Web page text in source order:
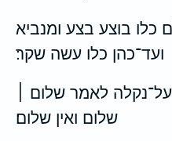
כלו בוצע בצע ומנביא
ועד־כהן כלו עשה שקר׃
לאמר שלום ׀
שלום ואין שלום׃